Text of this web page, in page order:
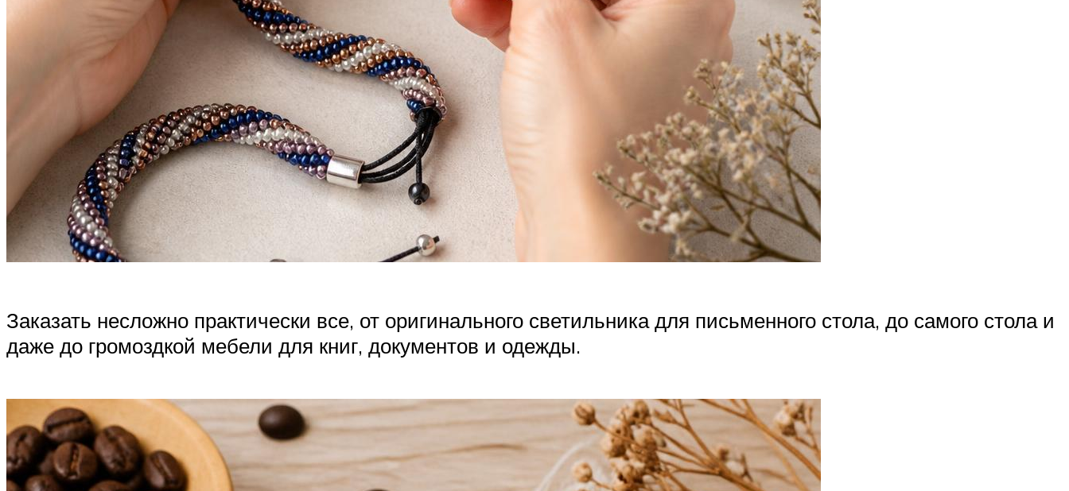
Заказать несложно практически все, от оригинального светильника для письменного стола, до самого стола и
даже до громоздкой мебели для книг, документов и одежды.